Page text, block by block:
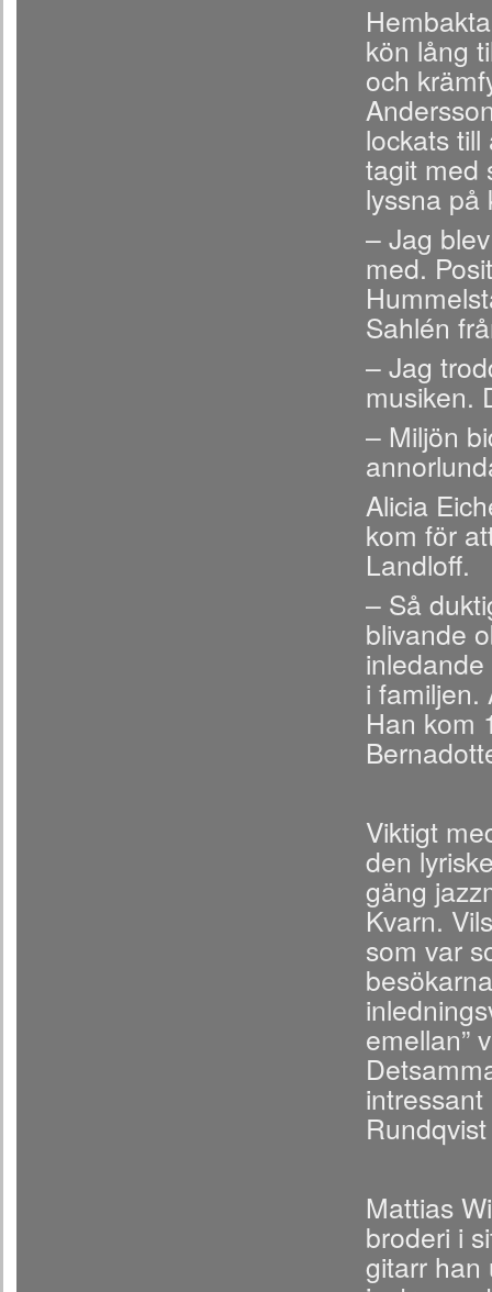
kön lång
och
lockats
tagit med
lyssna på
– Jag
med.
Sahlén
– Jag
musiken.
– Miljön
Alicia
kom för
Landloff.
– Så
blivande
i familjen.
Han kom
Viktigt
den
gäng
Kvarn.
som var
emellan”
Mattias
broderi i
gitarr han